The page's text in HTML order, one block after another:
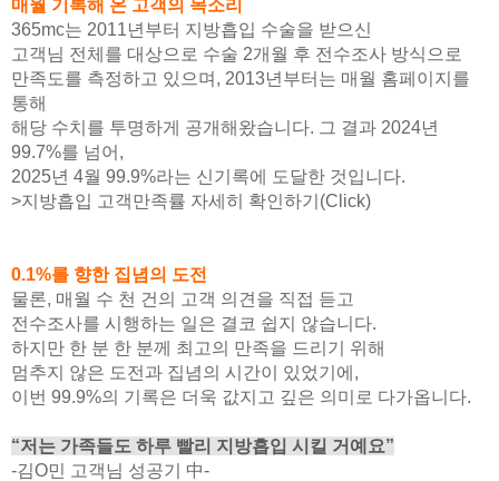
매월 기록해 온 고객의 목소리
365mc는 2011년부터 지방흡입 수술을 받으신
고객님 전체를 대상으로 수술 2개월 후 전수조사 방식으로
만족도를 측정하고 있으며, 2013년부터는 매월 홈페이지를
통해
해당 수치를 투명하게 공개해왔습니다. 그 결과 2024년
99.7%를 넘어,
2025년 4월 99.9%라는 신기록에 도달한 것입니다.
>지방흡입 고객만족률 자세히 확인하기(Click)
0.1%를 향한 집념의 도전
물론, 매월 수 천 건의 고객 의견을 직접 듣고
전수조사를 시행하는 일은 결코 쉽지 않습니다.
하지만 한 분 한 분께 최고의 만족을 드리기 위해
멈추지 않은 도전과 집념의 시간이 있었기에,
이번 99.9%의 기록은 더욱 값지고 깊은 의미로 다가옵니다.
“저는 가족들도 하루 빨리 지방흡입 시킬 거예요”
-김O민 고객님 성공기 中-